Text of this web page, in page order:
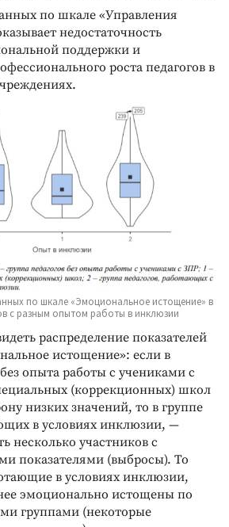
по шкале «Управления
недостаточность
поддержки и
роста педагогов в
по шкале «Эмоциональное истощение» в
с разным опытом работы в инклюзии
распределение показателей
истощение»: если в
опыта работы с учениками с
(коррекционных) школ
низких значений, то в группе
в условиях инклюзии, —
несколько участников с
показателями (выбросы). То
в условиях инклюзии,
эмоционально истощены по
группами (некоторые